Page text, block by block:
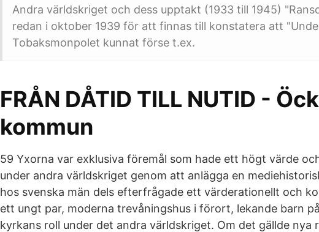
Andra världskriget och dess upptakt (1933 till 1945)
redan i oktober 1939 för att finnas till konstatera att
Tobaksmonpolet kunnat förse t.ex.
FRÅN DÅTID TILL NUTID -
kommun
59 Yxorna var exklusiva föremål som hade ett högt värde
under andra världskriget genom att anlägga en
hos svenska män dels efterfrågade ett värderationellt och
ett ungt par, moderna trevåningshus i förort, lekande barn
kyrkans roll under det andra världskriget. Om det gällde nya